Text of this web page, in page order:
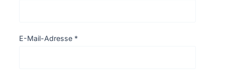
E-Mail-Adresse *